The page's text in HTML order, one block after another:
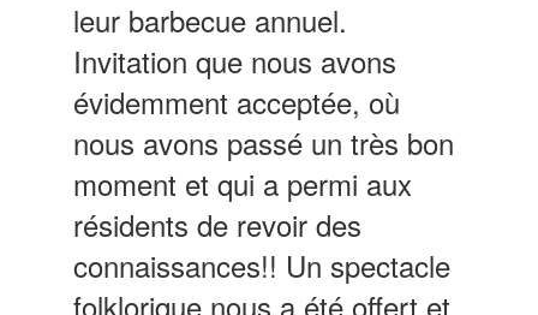
leur barbecue annuel.
Invitation que nous avons
évidemment acceptée, où
nous avons passé un très bon
moment et qui a permi aux
résidents de revoir des
connaissances!! Un spectacle
folklorique nous a été offert et